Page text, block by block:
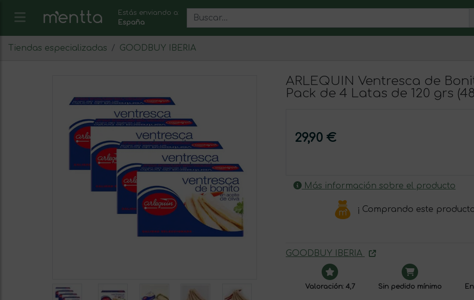
Estás enviando a:
España
Tiendas especializadas GOODBUY IBERIA
ARLEQUIN Ventresca de
Pack de 4 Latas de 120 grs
29,90 €
Más información sobre el producto
¡ Comprando este
GOODBUY IBERIA
Valoración: 4,7 Sin pedido mínimo